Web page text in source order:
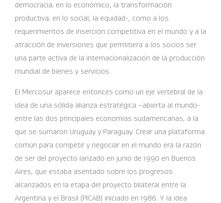
democracia; en lo económico, la transformación
productiva; en lo social, la equidad-, como a los
requerimientos de inserción competitiva en el mundo y a la
atracción de inversiones que permitiera a los socios ser
una parte activa de la internacionalización de la producción
mundial de bienes y servicios.
El Mercosur aparece entonces como un eje vertebral de la
idea de una sólida alianza estratégica –abierta al mundo-
entre las dos principales economías sudamericanas, a la
que se sumaron Uruguay y Paraguay. Crear una plataforma
común para competir y negociar en el mundo era la razón
de ser del proyecto lanzado en junio de 1990 en Buenos
Aires, que estaba asentado sobre los progresos
alcanzados en la etapa del proyecto bilateral entre la
Argentina y el Brasil (PICAB) iniciado en 1986. Y la idea